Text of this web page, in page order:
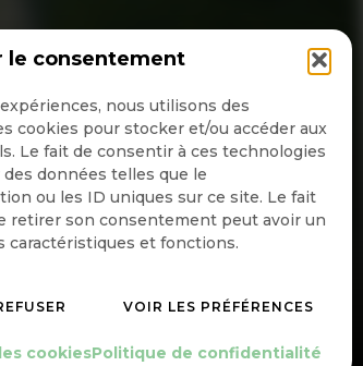
le consentement
nous utilisons des
cookies pour stocker et/ou accéder aux
Le fait de consentir à ces technologies
données telles que le
ou les ID uniques sur ce site. Le fait
retirer son consentement peut avoir un
caractéristiques et fonctions.
VOIR LES PRÉFÉRENCES
cookiesPolitique de confidentialité
Gérer le consentement